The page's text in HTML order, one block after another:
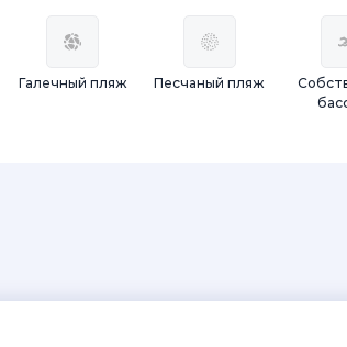
Галечный пляж Песчаный пляж